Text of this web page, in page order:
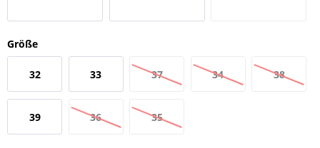
Größe
32 33 37 34 38
39 36 35